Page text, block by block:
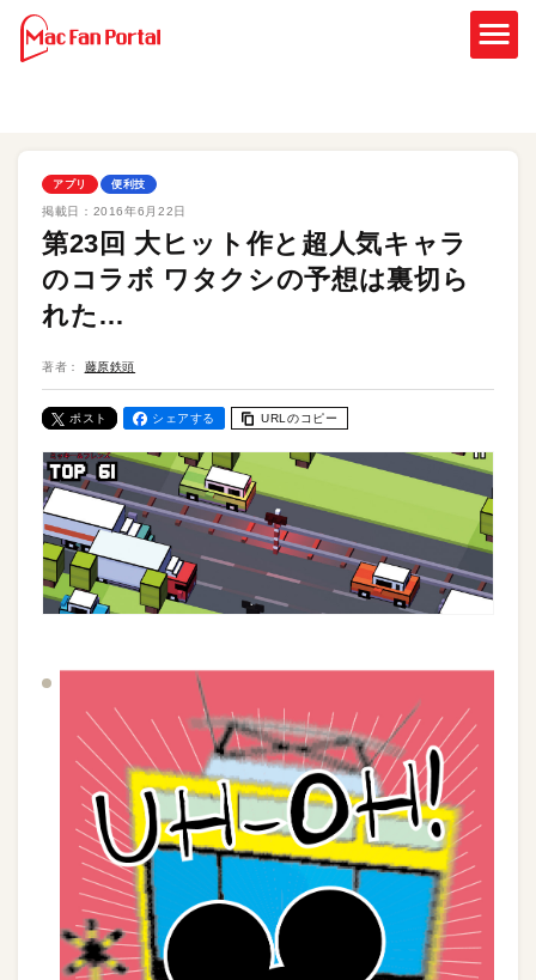
アプリ 便利技
掲載日： 2016年6月22日
第23回 大ヒット作と超人気キャラ
のコラボ ワタクシの予想は裏切ら
れた…
著者： 藤原鉄頭
ポスト シェアする URLのコピー